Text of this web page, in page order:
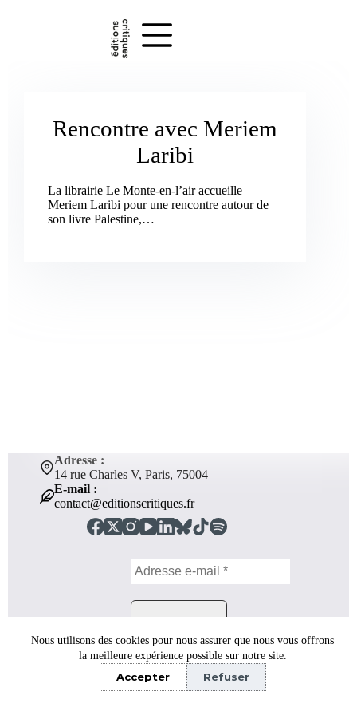
Nous utilisons des cookies pour nous assurer que nous vous offrons
la meilleure expérience possible sur notre site.
Accepter Refuser
Rencontre avec Meriem
Laribi
La librairie Le Monte-en-l’air accueille
Meriem Laribi pour une rencontre autour de
son livre Palestine,…
Adresse :
14 rue Charles V, Paris, 75004
E-mail :
contact@editionscritiques.fr
Mentions légales